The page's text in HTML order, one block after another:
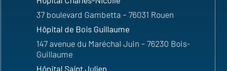
37 boulevard Gambetta – 76031 Rouen
Hôpital de Bois Guillaume
147 avenue du Maréchal Juin – 76230 Bois-
Guillaume
Hôpital Saint Julien